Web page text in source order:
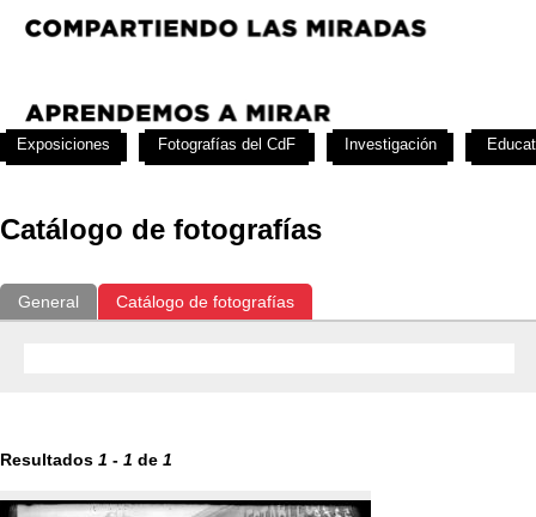
Catálogo de fotografías
General Catálogo de fotografías
Resultados 1 - 1 de 1
Exposiciones Fotografías del CdF Investigación